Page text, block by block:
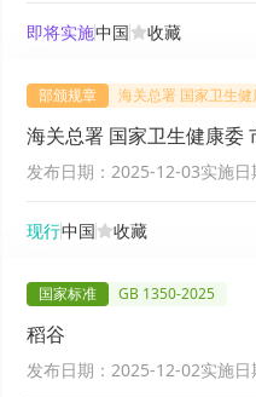
即将实施中国 收藏
部颁规章 海关总署 国家卫生
海关总署 国家卫生健康委
发布日期： 2025-12-03实施日
现行中国 收藏
国家标准 GB 1350-2025
稻谷
发布日期： 2025-12-02实施日